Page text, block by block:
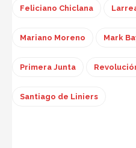
Feliciano Chiclana
Mariano Moreno Mark
Primera Junta
Santiago de Liniers